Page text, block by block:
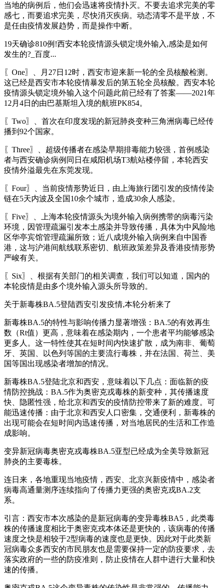
当地的病例后，他们会迅速将疫情扑灭。不要去追求完美的零
感七，而要追求完美，尽快消灭疾病。动态清零不是平放，不
是任由疫情发展趋势，而是操作中断。
19天确诊810例!西安本轮疫情源头锁定境外输入,感染是如何
发生的?_百度...
〖One〗、月27日12时，西安市迎来新一轮的全员核酸检测。
这已经是西安市本轮疫情暴发后的第五轮全员核酸。西安本轮
疫情源头锁定境外输入这个问题此前已经有了答案——2021年
12月4日的由巴基斯坦入境的航班PK854。
〖Two〗、首次在印度发现的新冠肺炎变种三角洲病毒已经传
播到92个国家。
〖Three〗、超级传播者在感染早期排毒能力较强，首例感染
者与西安确诊病例同日在咸阳机场T3航站楼停留，本轮西安
疫情外溢最先在东莞发现。
〖Four〗、当前疫情形势近日，由上海旅行团引发的疫情传染
链在5天内波及全国10余个城市，造成30余人感染。
〖Five〗、上海本轮疫情源头为境外输入病例携带的病毒污染
环境，因管理疏漏引发本土感染并导致传播，具体为中风险地
区华亭宾馆管理疏漏所致；近八成境外输入病例来自中国香
港，这与沪港间航线联系密切、航班政策差异及香港疫情形势
严峻有关。
〖Six〗、根据有关部门的相关调查，我们可以知道，国内的
本轮疫情是由多个境外输入源头所导致的。
关于新毒株BA.5登陆西安引发疫情,本轮分析来了
新毒株BA.5的特性与影响传播力显著增强：BA.5的有效再生
数（Rt值）更高，意味着在感染期内，一个患者平均能够感染
更多人。这一特性使其在短时间内快速扩散，成为南非、葡萄
牙、英国、以色列等国的主要流行毒株，并在法国、荷兰、美
国等国出现感染者增加的情况。
新毒株BA.5登陆北京和西安，意味着以下几点：面临新的疫
情防控挑战：BA.5作为奥密克戎毒株的新变种，其传播速度
快、隐匿性强，给北京和西安的疫情防控带来了新的难度。可
能迅速传播：由于北京和西安人口密集，交通便利，新毒株的
出现可能会在短时间内迅速传播，对当地居民的生活和工作造
成影响。
变异新冠病毒奥密克戎毒株BA.5亚型已经成为全美导致新冠
肺炎的主要毒株。
连日来，各地重现当地疫情，西安、北京兴新疫情中，感染者
病毒高通量测序连续指向了传播力更强的奥密克戎BA.2支
系。
引言：西安市本次感染的是新冠病毒的变异毒株BA5，此类毒
株的传播速度相比于奥密克戎本体还是更快的，该病毒的传播
速度之快是相较于2型病毒的速度也是更快。因此对于此类新
冠病毒众多西安的市民朋友也是需要保持一定的防疫要求，去
落实政府的一些的防疫准则，防止疫情在人群中进行大量和快
速的传播。